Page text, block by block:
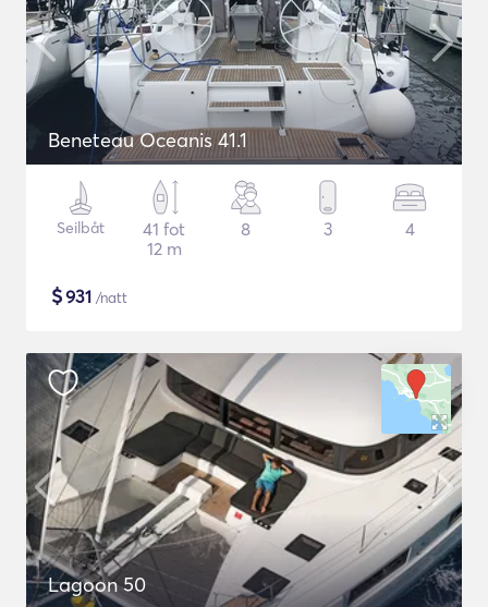
Beneteau Oceanis 41.1
Seilbåt
41 fot
12 m
8 3 4
$931 /natt
Lagoon 50